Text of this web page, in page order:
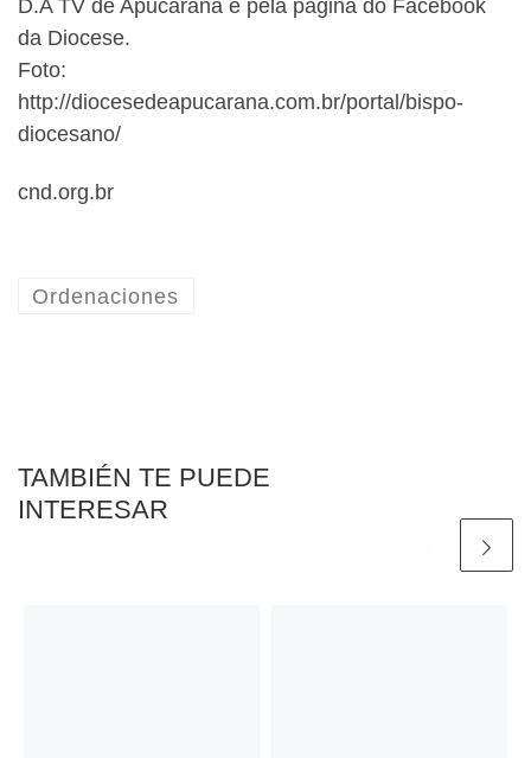
D.A TV de Apucarana e pela página do Facebook
da Diocese.
Foto:
http://diocesedeapucarana.com.br/portal/bispo-
diocesano/
cnd.org.br
Ordenaciones
TAMBIÉN TE PUEDE
INTERESAR